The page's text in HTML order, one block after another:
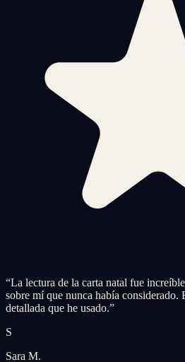
“La lectura de la carta natal fue
sobre mí que nunca había considerado.
detallada que he usado.”
S
Sara M.